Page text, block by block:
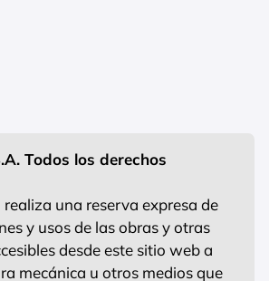
Todos los derechos
realiza una reserva expresa de
y usos de las obras y otras
desde este sitio web a
mecánica u otros medios que